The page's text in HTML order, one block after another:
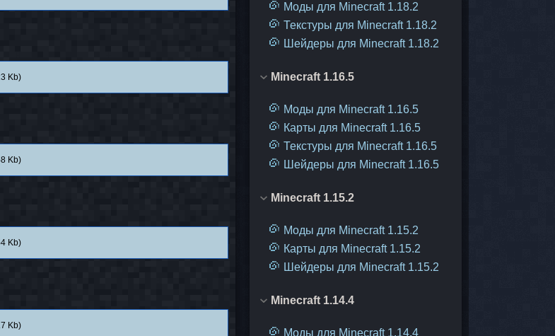
Моды для Minecraft 1.18.2
Текстуры для Minecraft 1.18.2
Шейдеры для Minecraft 1.18.2
Minecraft 1.16.5
Моды для Minecraft 1.16.5
Карты для Minecraft 1.16.5
Текстуры для Minecraft 1.16.5
Шейдеры для Minecraft 1.16.5
Minecraft 1.15.2
Моды для Minecraft 1.15.2
Карты для Minecraft 1.15.2
Шейдеры для Minecraft 1.15.2
Minecraft 1.14.4
Моды для Minecraft 1.14.4
Kb)
Kb)
Kb)
Kb)